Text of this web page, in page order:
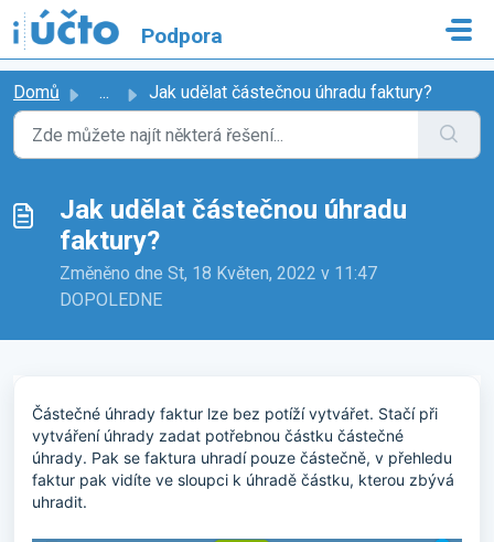
Přeskočit na hlavní obsah
Podpora
Domů ... Jak udělat částečnou úhradu faktury?
Jak udělat částečnou úhradu
faktury?
Změněno dne St, 18 Květen, 2022 v 11:47
DOPOLEDNE
Částečné úhrady faktur lze bez potíží vytvářet. Stačí při
vytváření úhrady zadat potřebnou částku částečné
úhrady. Pak se faktura uhradí pouze částečně, v přehledu
faktur pak vidíte ve sloupci k úhradě částku, kterou zbývá
uhradit.